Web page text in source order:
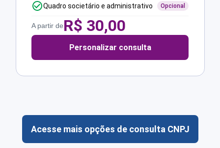
Quadro societário e administrativo Opcional
A partir deR$ 30,00
Personalizar consulta
Acesse mais opções de consulta CNPJ